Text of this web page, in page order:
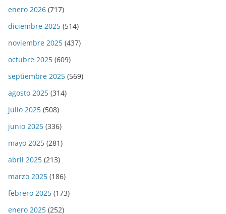
enero 2026 (717)
diciembre 2025 (514)
noviembre 2025 (437)
octubre 2025 (609)
septiembre 2025 (569)
agosto 2025 (314)
julio 2025 (508)
junio 2025 (336)
mayo 2025 (281)
abril 2025 (213)
marzo 2025 (186)
febrero 2025 (173)
enero 2025 (252)